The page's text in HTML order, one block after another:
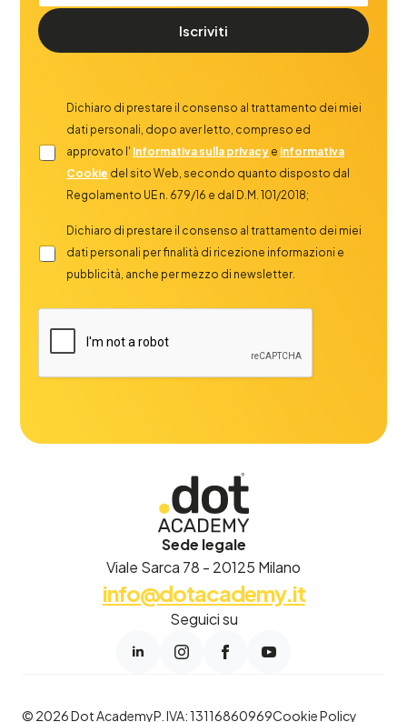
Dichiaro di prestare il consenso al trattamento dei miei
dati personali, dopo aver letto, compreso ed
approvato l' Informativa sulla privacy e informativa
Cookie
Regolamento UE n. 679/16 e dal D.M. 101/2018;
Dichiaro di prestare il consenso al trattamento dei miei
dati personali per finalità di ricezione informazioni e
pubblicità, anche per mezzo di newsletter.
Iscriviti
Sede legale
Viale Sarca 78 - 20125 Milano
info@dotacademy.it
Seguici su
© 2026 Dot AcademyP. IVA: 13116860969Cookie Policy